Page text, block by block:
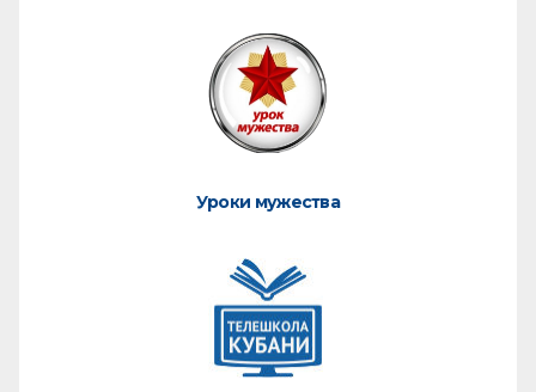
Уроки мужества